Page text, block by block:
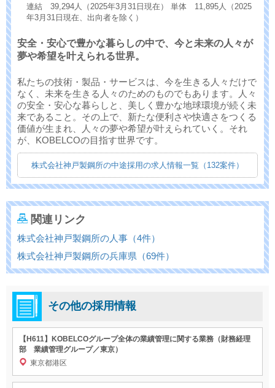
連結 39,294人（2025年3月31日現在） 単体 11,895人（2025
年3月31日現在、出向者を除く）
安全・安心で豊かな暮らしの中で、今と未来の人々が
夢や希望を叶えられる世界。
私たちの技術・製品・サービスは、今を生きる人々だけで
なく、未来を生きる人々のためのものでもあります。人々
の安全・安心な暮らしと、美しく豊かな地球環境が続く未
来であること。その上で、新たな便利さや快適さをつくる
価値が生まれ、人々の夢や希望が叶えられていく。それ
が、KOBELCOの目指す世界です。
株式会社神戸製鋼所の中途採用の求人情報一覧（132案件）
関連リンク
株式会社神戸製鋼所の人事（4件）
株式会社神戸製鋼所の兵庫県（69件）
その他の採用情報
【H611】KOBELCOグループ全体の業績管理に関する業務（財務経理
部 業績管理グループ／東京）
東京都港区